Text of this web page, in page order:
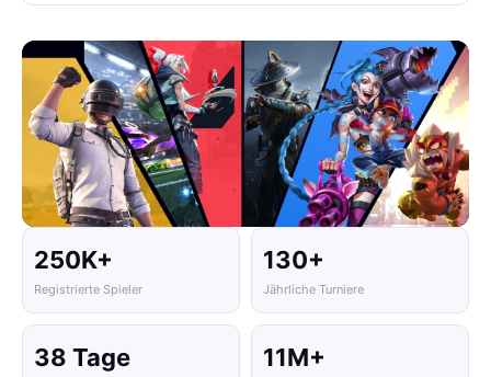
250K+
Registrierte Spieler
130+
Jährliche Turniere
38 Tage 11M+